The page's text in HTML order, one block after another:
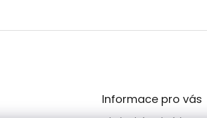
Informace pro vás